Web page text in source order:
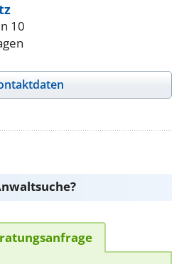
10